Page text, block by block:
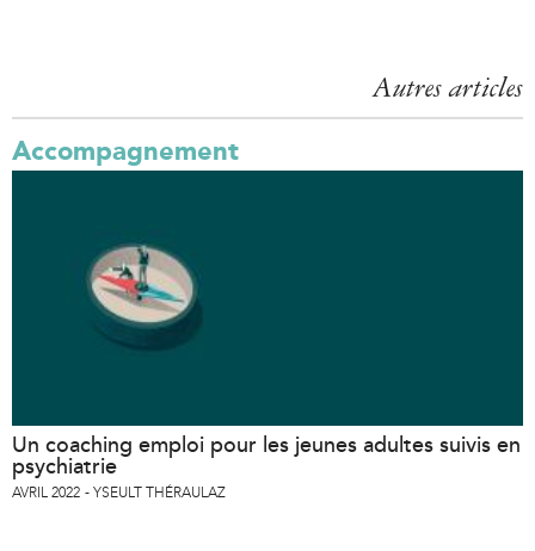
Autres articles
Accompagnement
Un coaching emploi pour les jeunes adultes suivis en
psychiatrie
AVRIL 2022 YSEULT THÉRAULAZ